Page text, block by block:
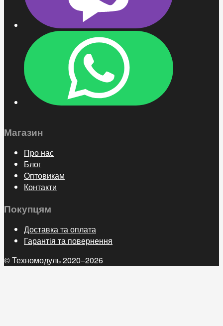
Магазин
Про нас
Блог
Оптовикам
Контакти
Покупцям
Доставка та оплата
Гарантія та повернення
© Техномодуль 2020–2026